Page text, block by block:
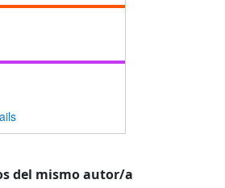
del mismo autor/a